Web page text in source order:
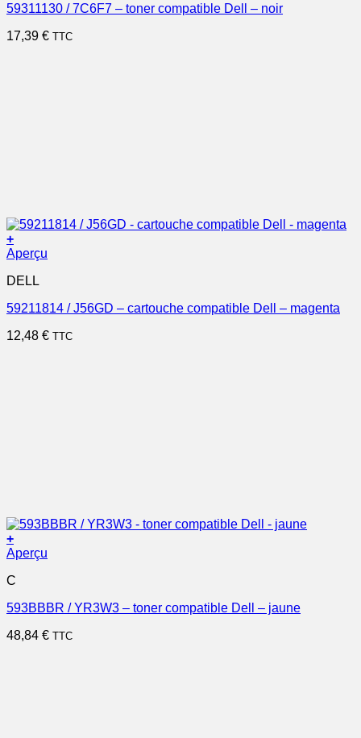
59311130 / 7C6F7 – toner compatible Dell – noir
17,39 € TTC
+
Aperçu
DELL
59211814 / J56GD – cartouche compatible Dell – magenta
12,48 € TTC
+
Aperçu
C
593BBBR / YR3W3 – toner compatible Dell – jaune
48,84 € TTC